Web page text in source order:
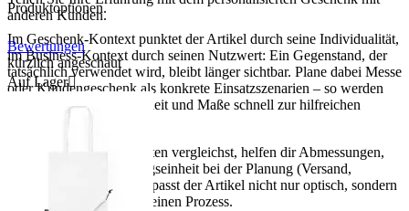
Produktoptionen.
Im Geschenk-Kontext punktet der Artikel durch seine Individualität,
im Business-Kontext durch seinen Nutzwert: Ein Gegenstand, der
tatsächlich verwendet wird, bleibt länger sichtbar. Plane dabei Messe
oder Kundengeschenk als konkrete Einsatzszenarien – so werden
Menge, Verpackungseinheit und Maße schnell zur hilfreichen
Wenn du mehrere Varianten vergleichst, helfen dir Abmessungen,
Gewicht und Verpackungseinheit bei der Planung (Versand,
Lagerung, Ausgabe). So passt der Artikel nicht nur optisch, sondern
auch organisatorisch in deinen Prozess.
anderen Kunden.
Bewertungen
kürzlich angeschaut
Auf Lager